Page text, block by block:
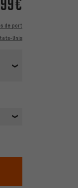
de port
Unis